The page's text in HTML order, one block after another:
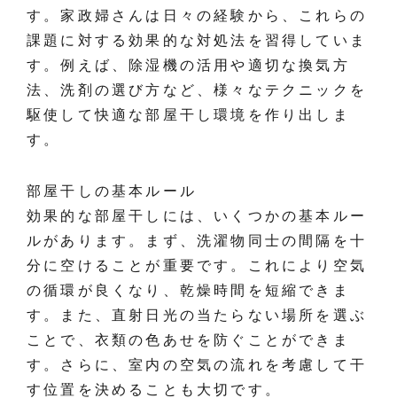
す。家政婦さんは日々の経験から、これらの
課題に対する効果的な対処法を習得していま
す。例えば、除湿機の活用や適切な換気方
法、洗剤の選び方など、様々なテクニックを
駆使して快適な部屋干し環境を作り出しま
す。
部屋干しの基本ルール
効果的な部屋干しには、いくつかの基本ルー
ルがあります。まず、洗濯物同士の間隔を十
分に空けることが重要です。これにより空気
の循環が良くなり、乾燥時間を短縮できま
す。また、直射日光の当たらない場所を選ぶ
ことで、衣類の色あせを防ぐことができま
す。さらに、室内の空気の流れを考慮して干
す位置を決めることも大切です。